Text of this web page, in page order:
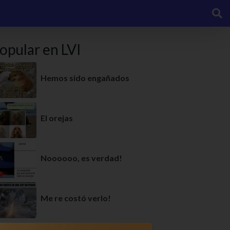
en LVI
Hemos sido engañados
El orejas
Noooooo, es verdad!
Me re costó verlo!